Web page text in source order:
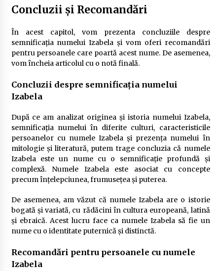
Concluzii și Recomandări
În acest capitol, vom prezenta concluziile despre
semnificația numelui Izabela și vom oferi recomandări
pentru persoanele care poartă acest nume. De asemenea,
vom încheia articolul cu o notă finală.
Concluzii despre semnificația numelui
Izabela
După ce am analizat originea și istoria numelui Izabela,
semnificația numelui în diferite culturi, caracteristicile
persoanelor cu numele Izabela și prezența numelui în
mitologie și literatură, putem trage concluzia că numele
Izabela este un nume cu o semnificație profundă și
complexă. Numele Izabela este asociat cu concepte
precum înțelepciunea, frumusețea și puterea.
De asemenea, am văzut că numele Izabela are o istorie
bogată și variată, cu rădăcini în cultura europeană, latină
și ebraică. Acest lucru face ca numele Izabela să fie un
nume cu o identitate puternică și distinctă.
Recomandări pentru persoanele cu numele
Izabela